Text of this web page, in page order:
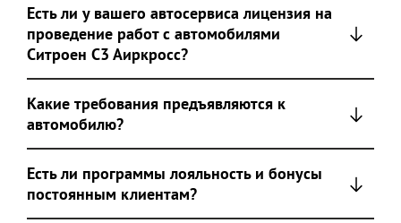
Есть ли у вашего автосервиса лицензия на
проведение работ с автомобилями
Ситроен С3 Аиркросс?
Какие требования предъявляются к
автомобилю?
Есть ли программы лояльность и бонусы
постоянным клиентам?